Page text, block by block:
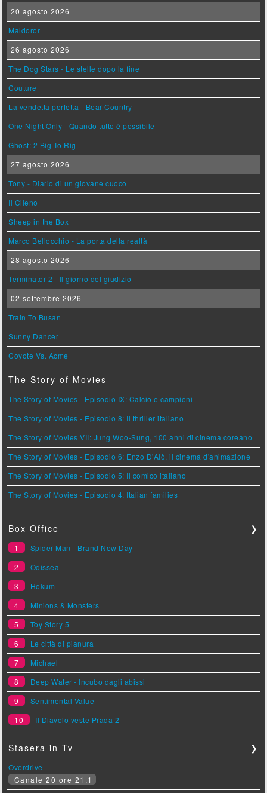
20 agosto 2026
Maldoror
26 agosto 2026
The Dog Stars - Le stelle dopo la fine
Couture
La vendetta perfetta - Bear Country
One Night Only - Quando tutto è possibile
Ghost: 2 Big To Rig
27 agosto 2026
Tony - Diario di un giovane cuoco
Il Cileno
Sheep in the Box
Marco Bellocchio - La porta della realtà
28 agosto 2026
Terminator 2 - Il giorno del giudizio
02 settembre 2026
Train To Busan
Sunny Dancer
Coyote Vs. Acme
The Story of Movies
The Story of Movies - Episodio IX: Calcio e campioni
The Story of Movies - Episodio 8: Il thriller italiano
The Story of Movies VII: Jung Woo-Sung, 100 anni di cinema coreano
The Story of Movies - Episodio 6: Enzo D'Alò, il cinema d'animazione
The Story of Movies - Episodio 5: Il comico italiano
The Story of Movies - Episodio 4: Italian families
Box Office ❯
1
Spider-Man - Brand New Day
2
Odissea
3
Hokum
4
Minions & Monsters
5
Toy Story 5
6
Le città di pianura
7
Michael
8
Deep Water - Incubo dagli abissi
9
Sentimental Value
10
Il Diavolo veste Prada 2
Stasera in Tv ❯
Overdrive
Canale 20 ore 21.1